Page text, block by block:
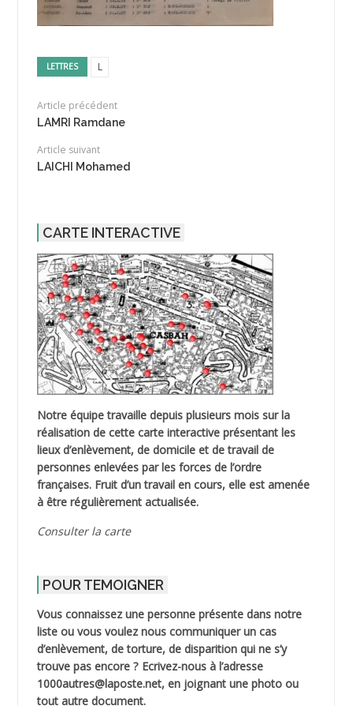
LETTRES L
Article précédent
LAMRI Ramdane
Article suivant
LAICHI Mohamed
CARTE INTERACTIVE
Notre équipe travaille depuis plusieurs mois sur la
réalisation de cette carte interactive présentant les
lieux d’enlèvement, de domicile et de travail de
personnes enlevées par les forces de l’ordre
françaises. Fruit d’un travail en cours, elle est amenée
à être régulièrement actualisée.
Consulter la carte
POUR TEMOIGNER
Vous connaissez une personne présente dans notre
liste ou vous voulez nous communiquer un cas
d’enlèvement, de torture, de disparition qui ne s’y
trouve pas encore ? Ecrivez-nous à l’adresse
1000autres@laposte.net, en joignant une photo ou
tout autre document.